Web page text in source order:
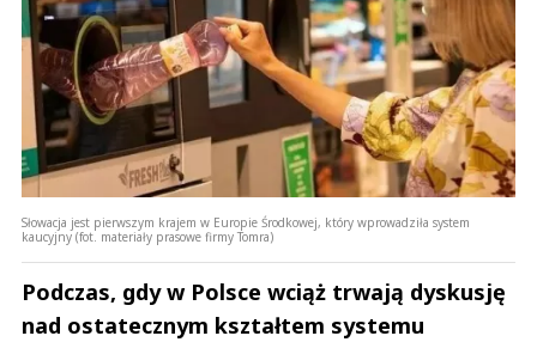
Słowacja jest pierwszym krajem w Europie Środkowej, który wprowadziła system
kaucyjny (fot. materiały prasowe firmy Tomra)
Podczas, gdy w Polsce wciąż trwają dyskusję
nad ostatecznym kształtem systemu